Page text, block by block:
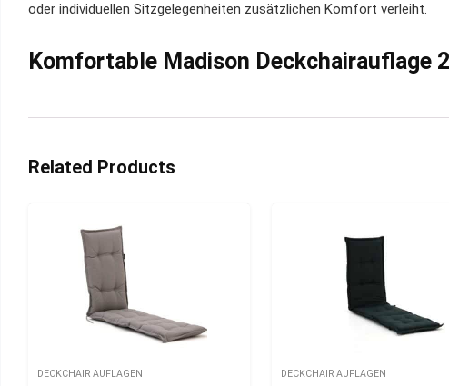
oder individuellen Sitzgelegenheiten zusätzlichen Komfort verleiht.
Komfortable Madison Deckchairauflage
Related Products
DECKCHAIR AUFLAGEN DECKCHAIR AUFLAGEN